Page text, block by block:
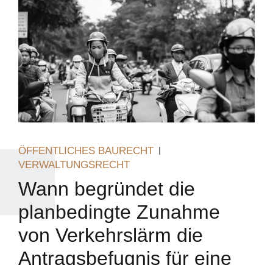
ÖFFENTLICHES BAURECHT
VERWALTUNGSRECHT
Wann begründet die
planbedingte Zunahme
von Verkehrslärm die
Antragsbefugnis für eine